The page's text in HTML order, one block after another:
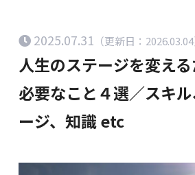
2025.07.31 （更新日：2026.03.04
人生のステージを変え
必要なこと４選／スキ
ージ、知識 etc